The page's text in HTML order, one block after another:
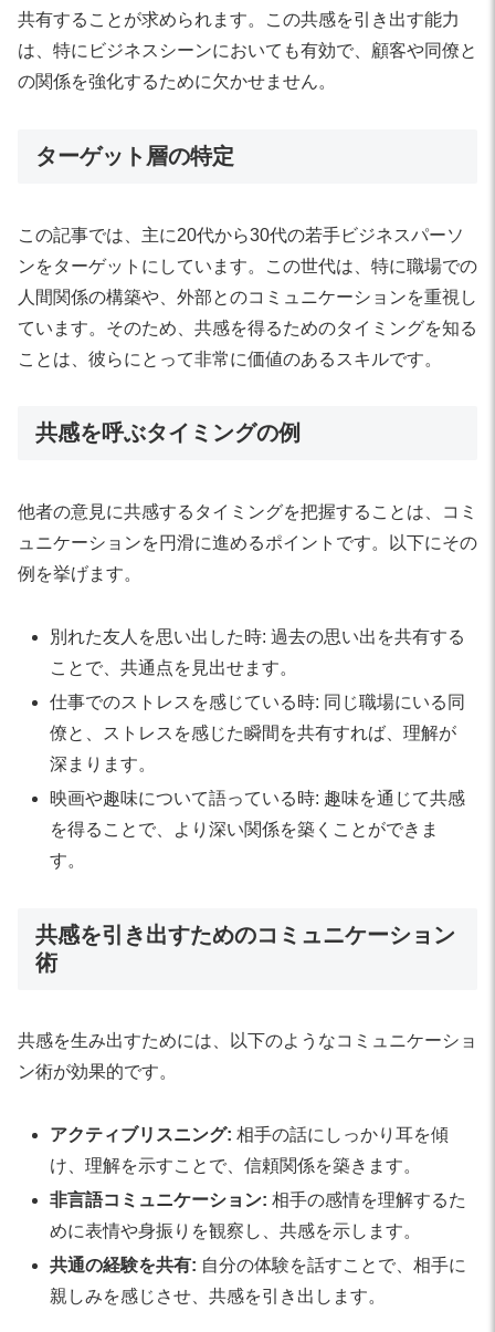
共有することが求められます。この共感を引き出す能力
は、特にビジネスシーンにおいても有効で、顧客や同僚と
の関係を強化するために欠かせません。
ターゲット層の特定
この記事では、主に20代から30代の若手ビジネスパーソ
ンをターゲットにしています。この世代は、特に職場での
人間関係の構築や、外部とのコミュニケーションを重視し
ています。そのため、共感を得るためのタイミングを知る
ことは、彼らにとって非常に価値のあるスキルです。
共感を呼ぶタイミングの例
他者の意見に共感するタイミングを把握することは、コミ
ュニケーションを円滑に進めるポイントです。以下にその
例を挙げます。
別れた友人を思い出した時: 過去の思い出を共有する
ことで、共通点を見出せます。
仕事でのストレスを感じている時: 同じ職場にいる同
僚と、ストレスを感じた瞬間を共有すれば、理解が
深まります。
映画や趣味について語っている時: 趣味を通じて共感
を得ることで、より深い関係を築くことができま
す。
共感を引き出すためのコミュニケーション
術
共感を生み出すためには、以下のようなコミュニケーショ
ン術が効果的です。
アクティブリスニング: 相手の話にしっかり耳を傾
け、理解を示すことで、信頼関係を築きます。
非言語コミュニケーション: 相手の感情を理解するた
めに表情や身振りを観察し、共感を示します。
共通の経験を共有: 自分の体験を話すことで、相手に
親しみを感じさせ、共感を引き出します。